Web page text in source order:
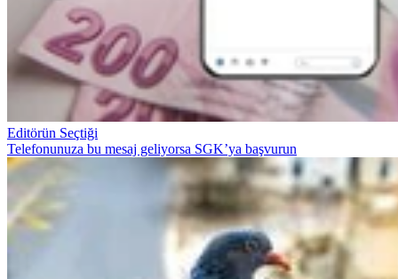
Editörün Seçtiği
Telefonunuza bu mesaj geliyorsa SGK’ya başvurun